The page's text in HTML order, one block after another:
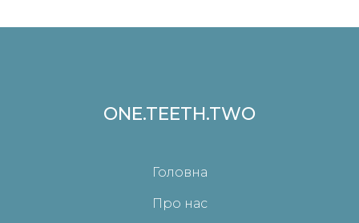
ONE.TEETH.TWO
Головна
Про нас